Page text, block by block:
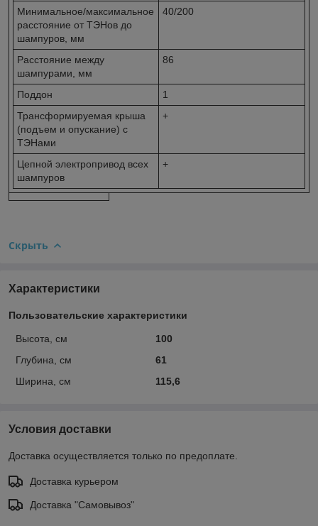
Минимальное/максимальное
расстояние от ТЭНов до
шампуров, мм
40/200
Расстояние между
шампурами, мм
86
Поддон
1
Трансформируемая крыша
(подъем и опускание) с
ТЭНами
+
Цепной электропривод всех
шампуров
+
Скрыть
Характеристики
Пользовательские характеристики
Высота, см
100
Глубина, см
61
Ширина, см
115,6
Условия доставки
Доставка осуществляется только по предоплате.
Доставка курьером
Доставка "Самовывоз"